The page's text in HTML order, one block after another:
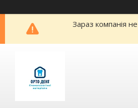
Зараз компанія